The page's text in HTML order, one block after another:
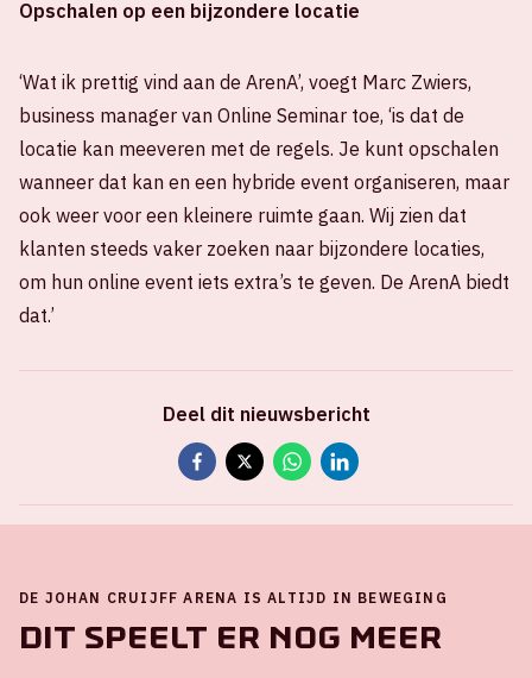
Opschalen op een bijzondere locatie
‘Wat ik prettig vind aan de ArenA’, voegt Marc Zwiers,
business manager van Online Seminar toe, ‘is dat de
locatie kan meeveren met de regels. Je kunt opschalen
wanneer dat kan en een hybride event organiseren, maar
ook weer voor een kleinere ruimte gaan. Wij zien dat
klanten steeds vaker zoeken naar bijzondere locaties,
om hun online event iets extra’s te geven. De ArenA biedt
dat.’
Deel dit nieuwsbericht
DE JOHAN CRUIJFF ARENA IS ALTIJD IN BEWEGING
Dit speelt er nog meer